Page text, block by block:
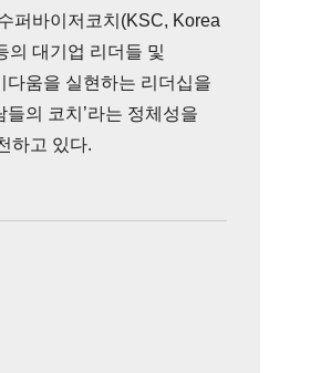
퍼바이저코치(KSC, Korea
의 대기업 리더들 및
다움을 실현하는 리더십을
의 코치’라는 정체성을
하고 있다.